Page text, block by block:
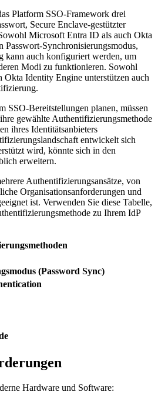
Platform SSO-Framework drei
Secure Enclave-gestützter
Microsoft Entra ID als auch Okta
Passwort-Synchronisierungsmodus,
kann auch konfiguriert werden, um
Modi zu funktionieren. Sowohl
Identity Engine unterstützen auch
SSO-Bereitstellungen planen, müssen
gewählte Authentifizierungsmethode
ihres Identitätsanbieters
entwickelt sich
wird, könnte sich in den
erweitern.
Authentifizierungsansätze, von
Organisationsanforderungen und
ist. Verwenden Sie diese Tabelle,
zu Ihrem IdP
(Password Sync)
Hardware und Software: